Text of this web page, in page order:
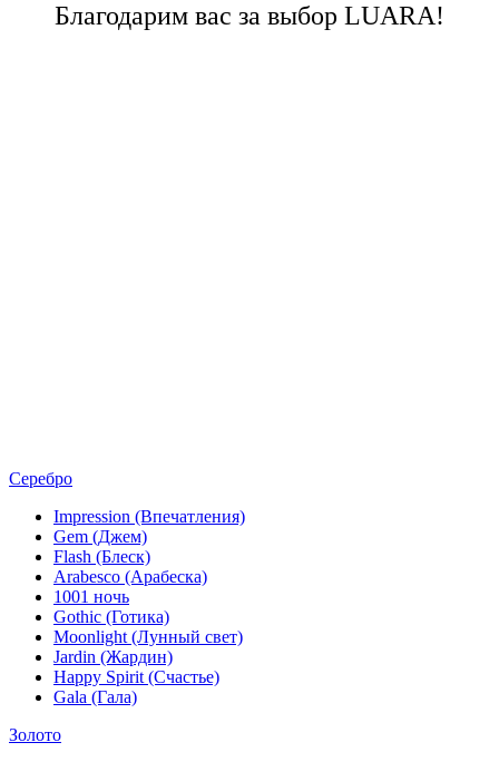
Благодарим вас за выбор LUARA!
Серебро
Impression (Впечатления)
Gem (Джем)
Flash (Блеск)
Arabesco (Арабеска)
1001 ночь
Gothic (Готика)
Moonlight (Лунный свет)
Jardin (Жардин)
Happy Spirit (Счастье)
Gala (Гала)
Золото